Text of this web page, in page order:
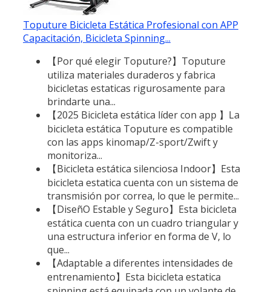
Toputure Bicicleta Estática Profesional con APP
Capacitación, Bicicleta Spinning...
【Por qué elegir Toputure?】Toputure
utiliza materiales duraderos y fabrica
bicicletas estaticas rigurosamente para
brindarte una...
【2025 Bicicleta estática líder con app 】La
bicicleta estática Toputure es compatible
con las apps kinomap/Z-sport/Zwift y
monitoriza...
【Bicicleta estática silenciosa Indoor】Esta
bicicleta estatica cuenta con un sistema de
transmisión por correa, lo que le permite...
【DiseñO Estable y Seguro】Esta bicicleta
estática cuenta con un cuadro triangular y
una estructura inferior en forma de V, lo
que...
【Adaptable a diferentes intensidades de
entrenamiento】Esta bicicleta estatica